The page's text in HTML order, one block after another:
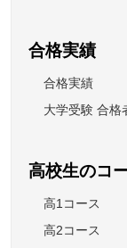
合格実績
合格実績
大学受験 合格
高校生のコ
高1コース
高2コース